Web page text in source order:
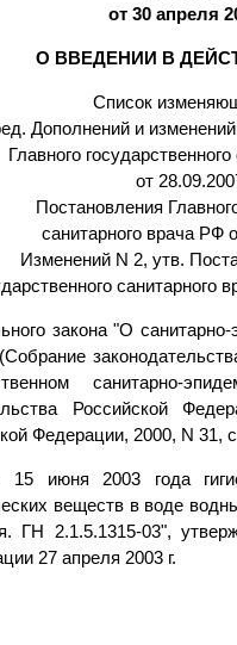
от 30 апреля
О ВВЕДЕНИИ В
Список
Дополнений и
Главного
от
Постановления
санитарного врача РФ
Изменений N 2, утв.
санитарного
закона "О
санитарно-
Российской
Федерации, 2000, N 31,
июня 2003 года
веществ в воде
ГН 2.1.5.1315-03",
27 апреля 2003 г.